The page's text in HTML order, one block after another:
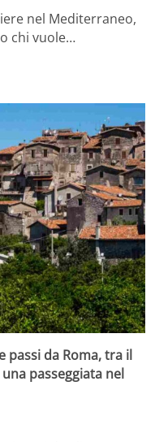
nel Mediterraneo,
chi vuole…
passi da Roma, tra il
passeggiata nel